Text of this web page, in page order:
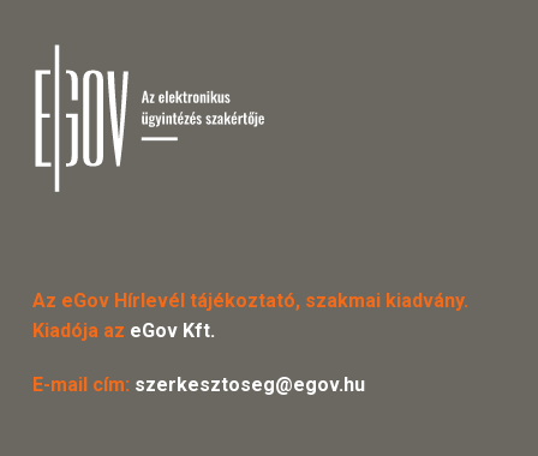
Az eGov Hírlevél tájékoztató, szakmai kiadvány.
Kiadója az eGov Kft.
E-mail cím: szerkesztoseg@egov.hu